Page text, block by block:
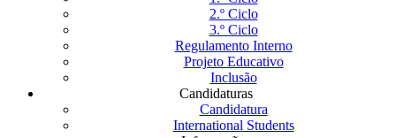
2.º Ciclo
3.º Ciclo
Regulamento Interno
Projeto Educativo
Inclusão
Candidaturas
Candidatura
International Students